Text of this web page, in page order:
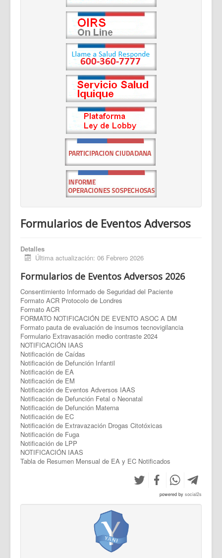
Formularios de Eventos Adversos
Detalles
Última actualización: 06 Febrero 2026
Formularios de Eventos Adversos 2026
Consentimiento Informado de Seguridad del Paciente
Formato ACR Protocolo de Londres
Formato ACR
FORMATO NOTIFICACIÓN DE EVENTO ASOC A DM
Formato pauta de evaluación de insumos tecnovigilancia
Formulario Extravasación medio contraste 2024
NOTIFICACIÓN IAAS
Notificación de Caídas
Notificación de Defunción Infantil
Notificación de EA
Notificación de EM
Notificación de Eventos Adversos IAAS
Notificación de Defunción Fetal o Neonatal
Notificación de Defunción Materna
Notificación de EC
Notificación de Extravazación Drogas Citotóxicas
Notificación de Fuga
Notificación de LPP
NOTIFICACIÓN IAAS
Tabla de Resumen Mensual de EA y EC Notificados
powered by social2s